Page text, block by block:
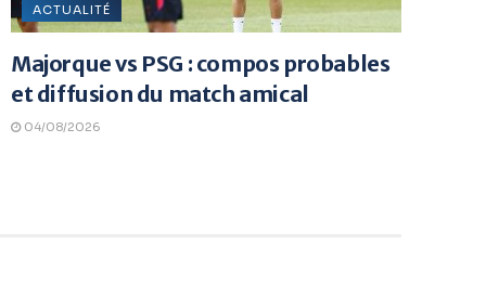
ACTUALITÉ
Majorque vs PSG : compos probables
et diffusion du match amical
04/08/2026